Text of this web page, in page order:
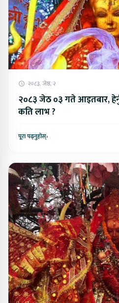
२०८३, जेष्ठ, २
२०८३ जेठ ०३ गते आइतबार,
कति लाभ ?
पूरा पढ्नुहोस्›